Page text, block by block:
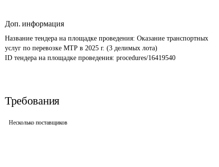
Доп. информация
Название тендера на площадке проведения: Оказание транспортных
услуг по перевозке МТР в 2025 г. (3 делимых лота)
ID тендера на площадке проведения: procedures/16419540
Требования
Несколько поставщиков